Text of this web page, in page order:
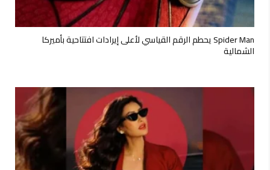
Spider Man يحطم الرقم القياسي لأعلى إيرادات افتتاحية بأميركا
الشمالية